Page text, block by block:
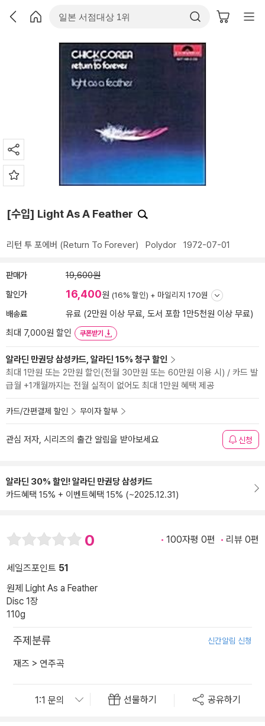
[수입] Light As A Feather
리턴 투 포에버 (Return To Forever) Polydor 1972-07-01
판매가 19,600원
할인가 16,400원 (16% 할인) + 마일리지 170원
배송료
유료 (2만원 이상 무료, 도서 포함 1만5천원 이상 무료)
최대 7,000원 할인
쿠폰받기
알라딘 만권당 삼성카드, 알라딘 15% 청구 할인
최대 1만원 또는 2만원 할인(전월 30만원 또는 60만원 이용 시) / 카드 발
급월 +1개월까지는 전월 실적이 없어도 최대 1만원 혜택 제공
카드/간편결제 할인 무이자 할부
관심 저자, 시리즈의 출간 알림을 받아보세요 신청
알라딘 30% 할인! 알라딘 만권당 삼성카드
카드혜택 15% + 이벤트혜택 15% (~2025.12.31)
0 100자평 0편 리뷰 0편
세일즈포인트 51
원제 Light As a Feather
Disc 1장
110g
주제분류 신간알림 신청
재즈 > 연주곡
선물하기 공유하기